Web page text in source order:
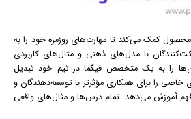
کمک می‌کند تا مهارت‌های روزمره خود را به
با مدل‌های ذهنی و مثال‌های کاربردی
را به یک متخصص فیگما در تیم خود تبدیل
خاصی را برای همکاری مؤثرتر با توسعه‌دهندگان و
آموزش می‌دهد. تمام درس‌ها و مثال‌های واقعی
دسترس هستند. این رویکرد به شما امکان می‌دهد